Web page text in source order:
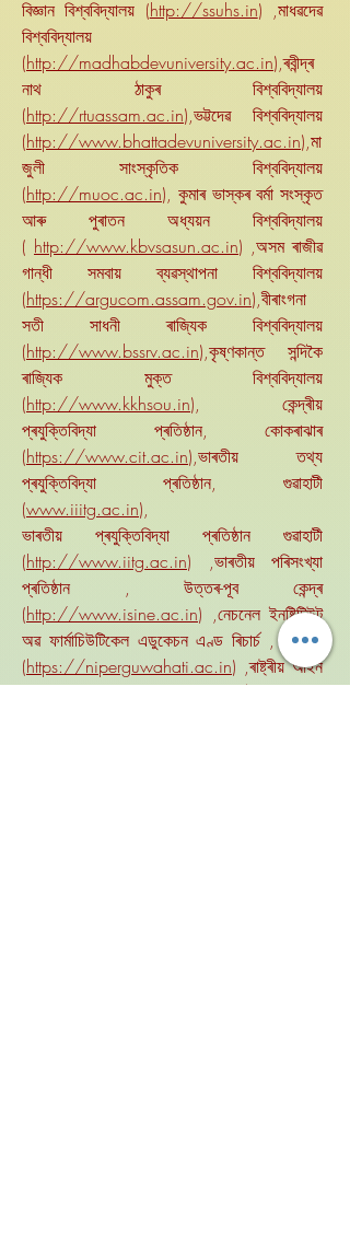
বিজ্ঞান বিশ্ববিদ্যালয় (http://ssuhs.in) ,মাধৱদেৱ
বিশ্ববিদ্যালয়
(http://madhabdevuniversity.ac.in),ৰবীন্দ্ৰ
নাথ ঠাকুৰ বিশ্ববিদ্যালয়
(http://rtuassam.ac.in),ভট্টদেৱ বিশ্ববিদ্যালয়
(http://www.bhattadevuniversity.ac.in),মা
জুলী সাংস্কৃতিক বিশ্ববিদ্যালয়
(http://muoc.ac.in), কুমাৰ ভাস্কৰ বৰ্মা সংস্কৃত
আৰু পুৰাতন অধ্যয়ন বিশ্ববিদ্যালয়
( http://www.kbvsasun.ac.in) ,অসম ৰাজীৱ
গান্ধী সমবায় ব্যৱস্থাপনা বিশ্ববিদ্যালয়
(https://argucom.assam.gov.in),বীৰাংগনা
সতী সাধনী ৰাজ্যিক বিশ্ববিদ্যালয়
(http://www.bssrv.ac.in),কৃষ্ণকান্ত সন্দিকৈ
ৰাজ্যিক মুক্ত বিশ্ববিদ্যালয়
(http://www.kkhsou.in), কেন্দ্ৰীয়
প্ৰযুক্তিবিদ্যা প্ৰতিষ্ঠান, কোকৰাঝাৰ
(https://www.cit.ac.in),ভাৰতীয় তথ্য
প্ৰযুক্তিবিদ্যা প্ৰতিষ্ঠান, গুৱাহাটী
(www.iiitg.ac.in),
ভাৰতীয় প্ৰযুক্তিবিদ্যা প্ৰতিষ্ঠান গুৱাহাটী
(http://www.iitg.ac.in) ,ভাৰতীয় পৰিসংখ্যা
প্ৰতিষ্ঠান , উত্তৰ-পূব কেন্দ্ৰ
(http://www.isine.ac.in) ,নেচনেল ইনষ্টিটিউট
অৱ ফাৰ্মাচিউটিকেল এডুকেচন এণ্ড ৰিচাৰ্চ , গুৱাহাটী
(https://niperguwahati.ac.in) ,ৰাষ্ট্ৰীয় আইন
বিশ্ববিদ্যালয় আৰু ন্যায়িক প্ৰতিষ্ঠান,আমিনগাওঁ